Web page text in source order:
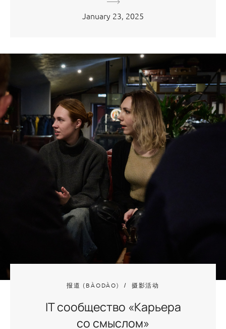
January 23, 2025
报道 (BÀODÀO) 摄影活动
IT сообщество «Карьера
со смыслом»